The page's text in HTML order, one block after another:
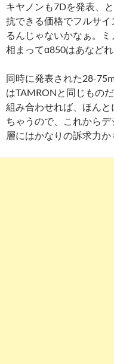
キヤノンも7Dを発表、
抗できる価格でフルサ
るんじゃないかなぁ。
相まってα850はあなど
同時に発表された28-
はTAMRONと同じもの
組み合わせれば、ほん
ちゃうので、これから
層にはかなりの訴求力か